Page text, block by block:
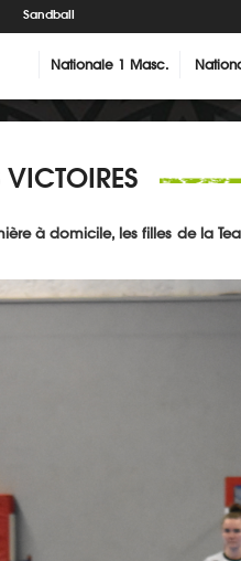
Sandball
Nationale 1 Masc.
à domicile, les filles de la